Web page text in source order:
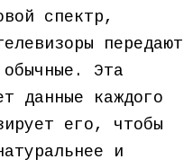
спектр,
передают
Эта
данные каждого
его, чтобы
и